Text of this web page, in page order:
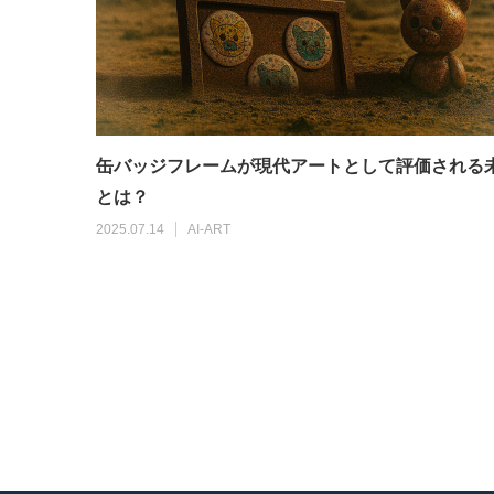
缶バッジフレームが現代アートとして評価される
とは？
2025.07.14 AI-ART